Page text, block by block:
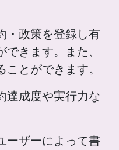
・政策を登録し有
きます。また、
とができます。
達成度や実行力な
ーザーによって書